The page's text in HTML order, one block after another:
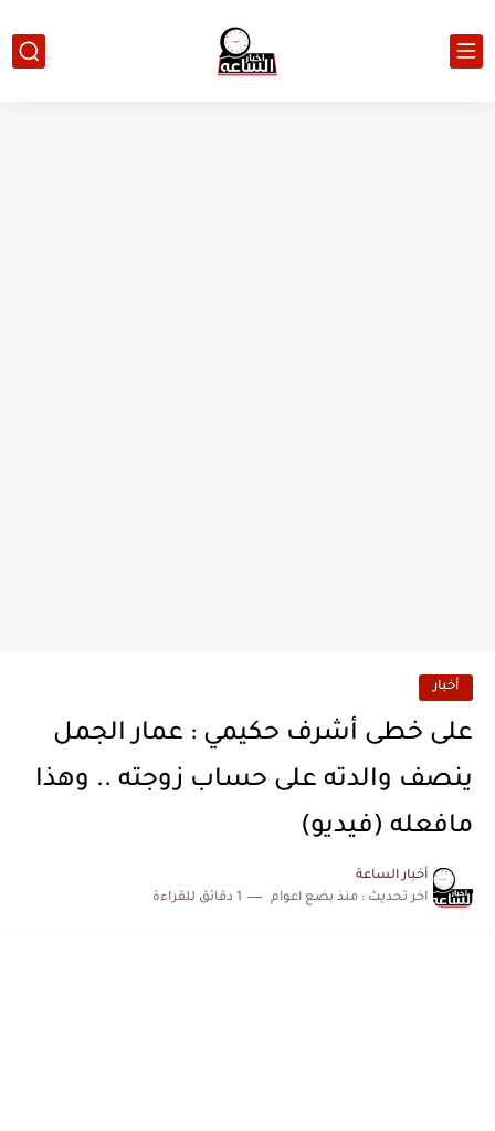
أخبار
على خطى أشرف حكيمي : عمار الجمل
ينصف والدته على حساب زوجته .. وهذا
مافعله (فيديو)
أخبار الساعة
اخر تحديث : منذ بضع اعوام 1 دقائق للقراءة